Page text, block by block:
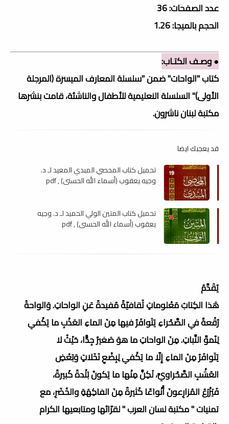
عدد الصفحات: 36
الحجم بالميجا: 1.26
● وصـف الكتـاب:
كتاب "الواحات" ضمن "سلسلة المعارف الميسرة (المرجلة
الأولى)" السلسلة النعليمية للأطفال والناشئة، قامت بنشرها
مكتبة لبنان ناشرون.
قد يعجبك ايضا
تحميل كتاب المحصي المبدي المعيد لـ د.
وجيه يعقوب (أسماء الله الحسنى) , pdf
تحميل كتاب المتين الولي الحميد لـ د. وجيه
يعقوب (أسماء الله الحسنى) , pdf
يُقَدِّمُ
هَذا الكِتابُ مَعْلوماتٍ ثَقافيّةً مُفيدةً عَنِ الواحاتِ. وَالواحةُ
رُقْعةٌ في الصَّحْراءِ يَتَوافَرُ فيها مِنَ الماءِ العَذْبِ ما يَكْفي
لِنُموِّ النَّباتِ. مِنَ الواحاتِ ما هوَ صَغيرٌ جِدًّا، حَيْثُ لا
يَتَوافَرُ مِنَ الماءِ إِلّا ما يَكْفي لِبِضْعِ نَخَلاتٍ وَبَعْضِ
العُشْبِ الصَّحْراويِّ، لَكِنَّ مِنْها ما يَكونُ بَلْدةً كَبيرةً،
فَيَزْرَعُ المُزارِعونَ أَنْواعًا كَثيرةً مِنَ الفاكِهَةِ والخُضَرِ، مع
تمنيات " مكتبة لسان العرب " لقرّائها ومتابعيها الكرام